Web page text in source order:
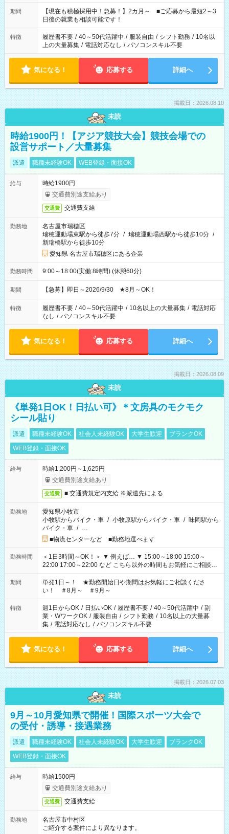
い」 「余裕を持って夕飯の準備がしたい」 「できれば残業はし
たくない」 など、ご希望を教えてくださいね。 ※Wワーク希望
の方へ 今ご覧のお仕事で希望する勤務時間と、もう1つのお仕事
の勤務時間。 合計で週40時間を超える場合は応募できません。
期間
【現在も積極採用中！急募！】2カ月～ ■ご応募から最短2～3
日後の就業も相談可能です！
特徴 履歴書不要 / 40～50代活躍中 / 服装自由 / シフト勤務 / 10名以
上の大量募集 / 電話対応なし / パソコンスキル不要
気になる！ 応募する 詳細へ
掲載日：2026.08.10
未読
時給1900円！【アジア競技大会】競技会場での
設営サポート／大量募集
派遣 職種未経験OK WEB登録・面接OK
給与
時給1900円
交通費別途支給あり
交通費 交通費支給
勤務地
名古屋市瑞穂区
瑞穂運動場東駅から徒歩7分 / 瑞穂運動場西駅から徒歩10分 /
新瑞橋駅から徒歩10分
愛知県 名古屋市瑞穂区にある企業
勤務時間 9:00～18:00(実働:8時間) (休憩60分)
期間 【急募】即日～2026/9/30 ★8月～OK！
特徴 履歴書不要 / 40～50代活躍中 / 10名以上の大量募集 / 電話対応
なし / パソコンスキル不要
気になる！ 応募する 詳細へ
掲載日：2026.08.09
未読
《単発1日OK！日払い可》＊文房具のモクモク
シール貼り
派遣 職種未経験OK 社会人未経験OK 大学生歓迎
ブランクOK
WEB登録・面接OK
給与
時給1,200円～1,625円
交通費別途支給あり
交通費 ■ 交通費規定内支給 ※派遣先による
勤務地
愛知県小牧市
小牧駅からバイク・車 / 小牧原駅からバイク・車 / 味岡駅から
バイク・車 / …
■物流センターなど ■勤務地選べます
勤務時間
＜1日3時間～OK！＞ ▼ 例えば… ▼ 15:00～18:00 15:00～
22:00 17:00～22:00 など こちら以外の時間もお気軽にご相談く
ださい！
期間
単発1日～！ ★勤務開始日や期間はお気軽にご相談くださ
い！ ＃8月～ ＃9月～
特徴 週1日からOK / 日払いOK / 履歴書不要 / 40～50代活躍中 / 副
業・WワークOK / 服装自由 / シフト勤務 / 10名以上の大量募
集 / 電話対応なし / パソコンスキル不要
気になる！ 応募する 詳細へ
掲載日：2026.07.03
未読
9月～10月愛知県で開催！国際スポーツ大会で
の受付・誘導・接遇業務
派遣 職種未経験OK 社会人未経験OK 大学生歓迎
ブランクOK
WEB登録・面接OK
給与
時給1500円
交通費別途支給あり
交通費 交通費支給
勤務地
名古屋市中村区
ご紹介する案件により異なります。